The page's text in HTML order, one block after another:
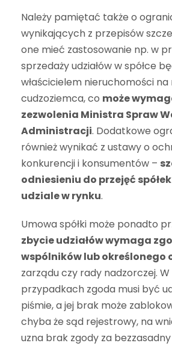
Należy pamiętać także o
wynikających z przepisów
one mieć zastosowanie np. w
sprzedaży udziałów w spółce
właścicielem nieruchomości na
cudzoziemca, co może
zezwolenia Ministra Spraw
Administracji. Dodatkowe
również wynikać z ustawy o
konkurencji i konsumentów –
odniesieniu do przejęć
udziale w rynku.
Umowa spółki może ponadto
zbycie udziałów wymaga
wspólników lub określonego
zarządu czy rady nadzorczej.
przypadkach zgoda musi być
piśmie, a jej brak może
chyba że sąd rejestrowy, na
uzna brak zgody za